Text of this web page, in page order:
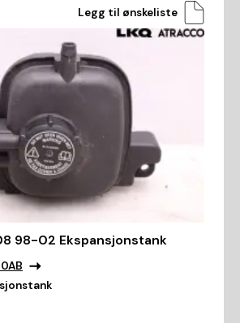
Legg til ønskeliste
98-02 Ekspansjonstank